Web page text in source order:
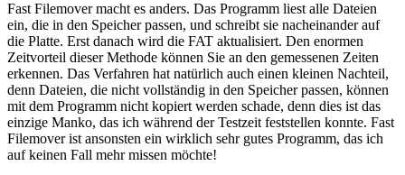
Fast Filemover macht es anders. Das Programm liest alle Dateien
ein, die in den Speicher passen, und schreibt sie nacheinander auf
die Platte. Erst danach wird die FAT aktualisiert. Den enormen
Zeitvorteil dieser Methode können Sie an den gemessenen Zeiten
erkennen. Das Verfahren hat natürlich auch einen kleinen Nachteil,
denn Dateien, die nicht vollständig in den Speicher passen, können
mit dem Programm nicht kopiert werden schade, denn dies ist das
einzige Manko, das ich während der Testzeit feststellen konnte. Fast
Filemover ist ansonsten ein wirklich sehr gutes Programm, das ich
auf keinen Fall mehr missen möchte!